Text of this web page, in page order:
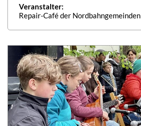
Veranstalter:
Repair-Café der Nordbahngemeinden